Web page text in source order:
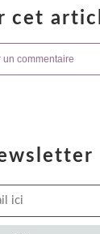
cet
un commentaire